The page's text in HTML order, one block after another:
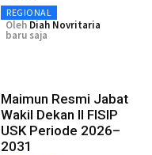
REGIONAL
Oleh Diah Novritaria
baru saja
Maimun Resmi Jabat
Wakil Dekan II FISIP
USK Periode 2026–
2031